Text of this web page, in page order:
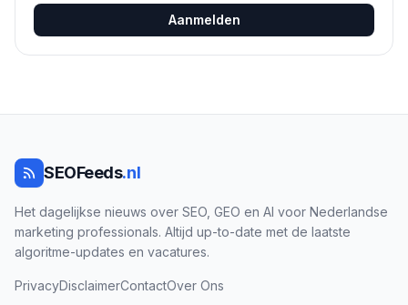
Aanmelden
SEOFeeds.nl
Het dagelijkse nieuws over SEO, GEO en AI voor Nederlandse
marketing professionals. Altijd up-to-date met de laatste
algoritme-updates en vacatures.
PrivacyDisclaimerContactOver Ons